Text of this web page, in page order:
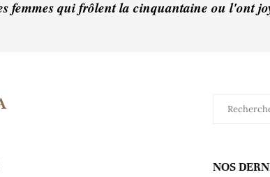
femmes qui frôlent la cinquantaine ou l'ont
NOS